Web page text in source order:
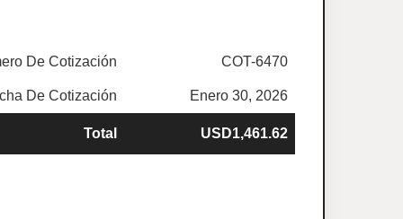
De Cotización COT-6470
De Cotización Enero 30, 2026
Total USD1,461.62